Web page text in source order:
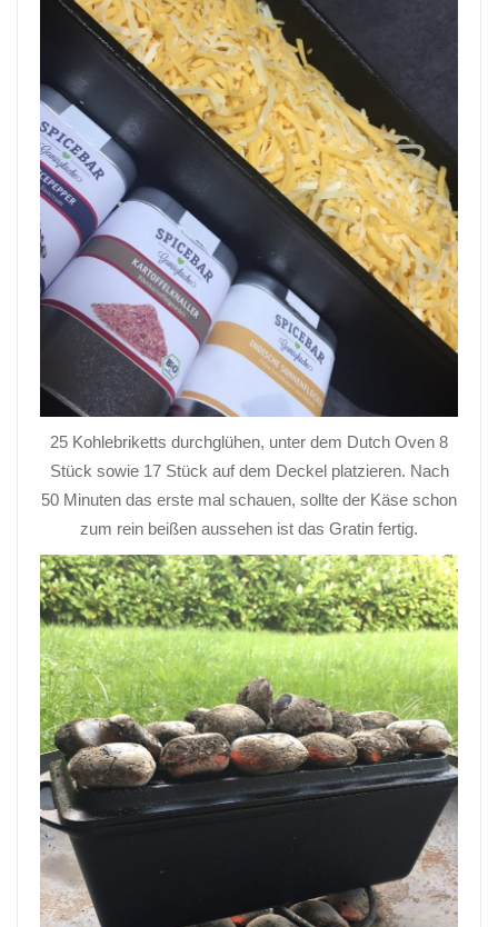
25 Kohlebriketts durchglühen, unter dem Dutch Oven 8
Stück sowie 17 Stück auf dem Deckel platzieren. Nach
50 Minuten das erste mal schauen, sollte der Käse schon
zum rein beißen aussehen ist das Gratin fertig.